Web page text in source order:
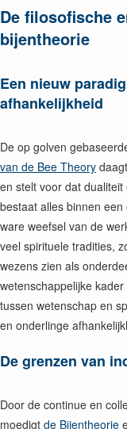
De filosofische
bijentheorie
Een nieuw
afhankelijkheid
De op golven
van de Bee Theory
en stelt voor dat
bestaat alles binnen
ware weefsel van de
veel spirituele tradities,
wezens zien als
wetenschappelijke
tussen wetenschap en
en onderlinge
De grenzen van
Door de continue en
moedigt de Bijentheorie